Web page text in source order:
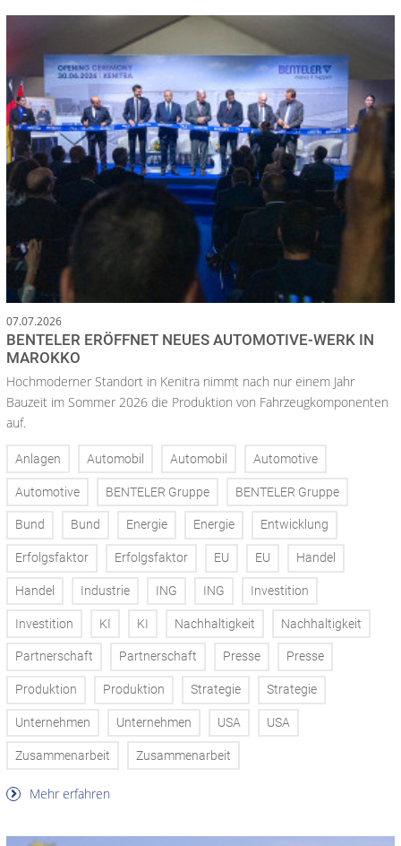
07.07.2026
BENTELER ERÖFFNET NEUES AUTOMOTIVE-WERK IN
MAROKKO
Hochmoderner Standort in Kenitra nimmt nach nur einem Jahr
Bauzeit im Sommer 2026 die Produktion von Fahrzeugkomponenten
auf.
Anlagen Automobil Automobil Automotive
Automotive BENTELER Gruppe BENTELER Gruppe
Bund Bund Energie Energie Entwicklung
Erfolgsfaktor Erfolgsfaktor EU EU Handel
Handel Industrie ING ING Investition
Investition KI KI Nachhaltigkeit Nachhaltigkeit
Partnerschaft Partnerschaft Presse Presse
Produktion Produktion Strategie Strategie
Unternehmen Unternehmen USA USA
Zusammenarbeit Zusammenarbeit
Mehr erfahren